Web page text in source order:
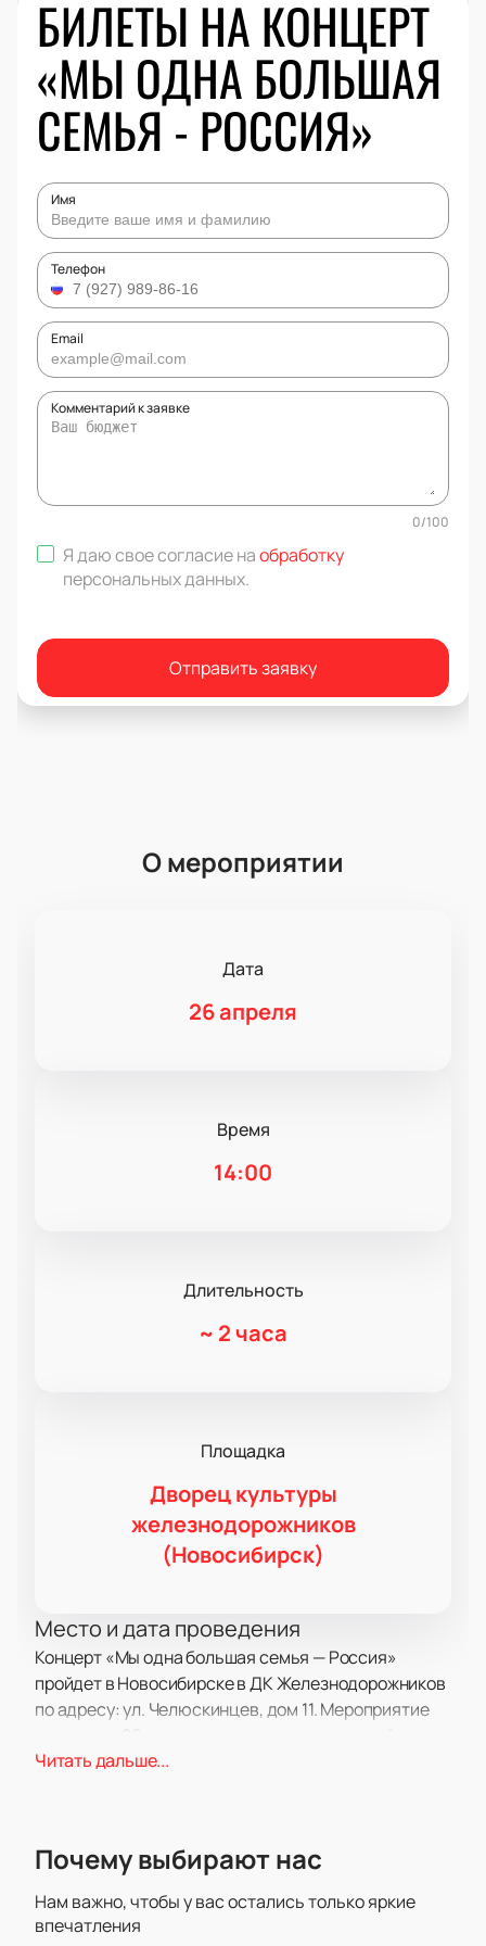
БИЛЕТЫ НА КОНЦЕРТ
«МЫ ОДНА БОЛЬШАЯ
СЕМЬЯ - РОССИЯ»
Имя
Телефон
Email
Комментарий к заявке
0/100
Я даю свое согласие наобработку
персональных данных.
Отправить заявку
О мероприятии
Дата
26 апреля
Время
14:00
Длительность
~ 2 часа
Площадка
Дворец культуры
железнодорожников
(Новосибирск)
Место и дата проведения
Концерт «Мы одна большая семья — Россия»
пройдет в Новосибирске в ДК Железнодорожников
по адресу: ул. Челюскинцев, дом 11. Мероприятие
музыкальный вечер.
Ансамбль русской песни и танца «Родной земли
краса» под руководством Аллы Алексеевны
Суриной приглашает всех на особое музыкальное
событие. Программа «Мы все большая страна –
Читать дальше...
Почему выбирают нас
Нам важно, чтобы у вас остались только яркие
впечатления